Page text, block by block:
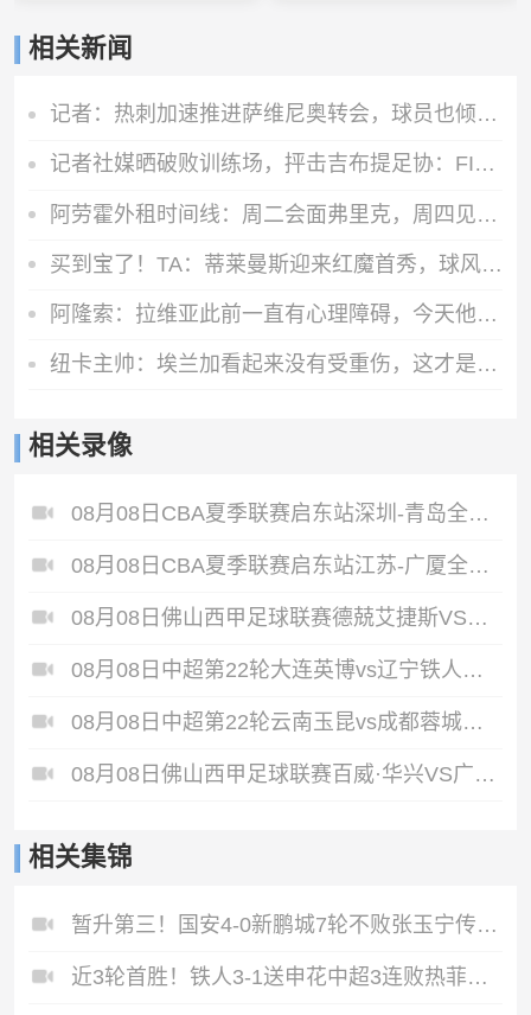
相关新闻
记者：热刺加速推进萨维尼奥转会，球员也倾向于加盟
记者社媒晒破败训练场，抨击吉布提足协：FIFA的拨款去哪里了？
阿劳霍外租时间线：周二会面弗里克，周四见利物浦，周五晚间敲定
买到宝了！TA：蒂莱曼斯迎来红魔首秀，球风沉稳想必卡里克很满意
阿隆索：拉维亚此前一直有心理障碍，今天他很累但发自内心地开心
纽卡主帅：埃兰加看起来没有受重伤，这才是今晚最重要的
相关录像
08月08日CBA夏季联赛启东站深圳-青岛全场录像
08月08日CBA夏季联赛启东站江苏-广厦全场录像
08月08日佛山西甲足球联赛德兢艾捷斯VS白坭兴龙全场录像
08月08日中超第22轮大连英博vs辽宁铁人全场录像
08月08日中超第22轮云南玉昆vs成都蓉城全场录像
08月08日佛山西甲足球联赛百威·华兴VS广州苏雅蔚雨堂全场录像
相关集锦
暂升第三！国安4-0新鹏城7轮不败张玉宁传射达万双响法比奥破门
近3轮首胜！铁人3-1送申花中超3连败热菲尼奥双响邦本宜裕传射